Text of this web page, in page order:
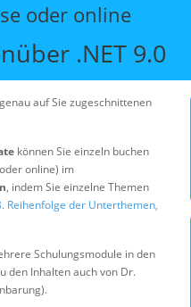
oder online
.NET 9.0
auf Sie zugeschnittenen
können Sie einzeln buchen
online) im
, indem Sie einzelne Themen
Reihenfolge der Unterthemen,
Schulungsmodule in den
den Inhalten auch von Dr.